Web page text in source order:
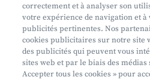
Où nous trouver
correctement et à analyser son
votre expérience de navigation et à
publicités pertinentes. Nos
cookies publicitaires sur notre site
des publicités qui peuvent vous
sites web et par le biais des médias
Accepter tous les cookies » pour